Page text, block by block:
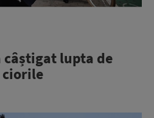
câștigat lupta de
ciorile